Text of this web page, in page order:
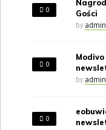
0
Gości
by admin
0
by admin
0